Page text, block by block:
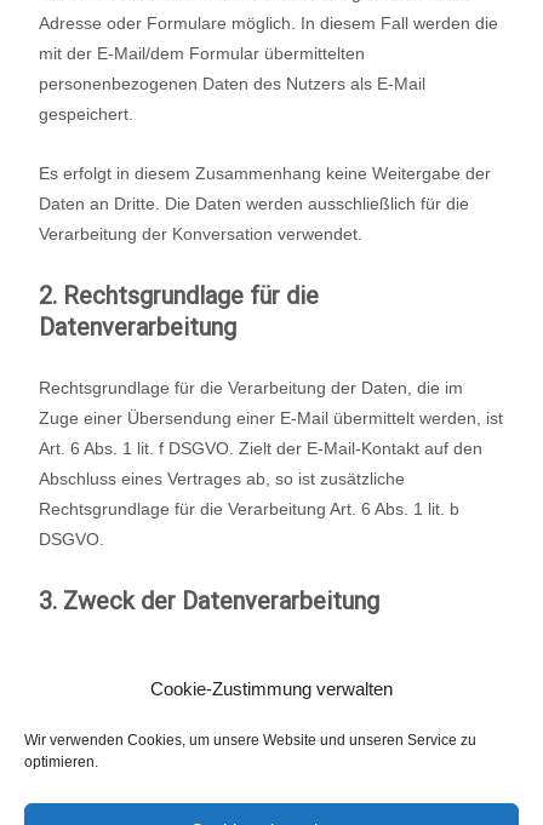
Cookie-Zustimmung verwalten
Wir verwenden Cookies, um unsere Website und unseren Service zu
optimieren.
Adresse oder Formulare möglich. In diesem Fall werden die
mit der E-Mail/dem Formular übermittelten
personenbezogenen Daten des Nutzers als E-Mail
gespeichert.
Es erfolgt in diesem Zusammenhang keine Weitergabe der
Daten an Dritte. Die Daten werden ausschließlich für die
Verarbeitung der Konversation verwendet.
2. Rechtsgrundlage für die
Datenverarbeitung
Rechtsgrundlage für die Verarbeitung der Daten, die im
Zuge einer Übersendung einer E-Mail übermittelt werden, ist
Art. 6 Abs. 1 lit. f DSGVO. Zielt der E-Mail-Kontakt auf den
Abschluss eines Vertrages ab, so ist zusätzliche
Rechtsgrundlage für die Verarbeitung Art. 6 Abs. 1 lit. b
DSGVO.
3. Zweck der Datenverarbeitung
allein zur Bearbeitung der Kontaktaufnahme. Hierin liegt
Verarbeitung der Daten.